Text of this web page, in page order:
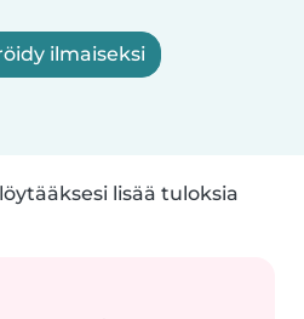
ilmaiseksi
lisää tuloksia